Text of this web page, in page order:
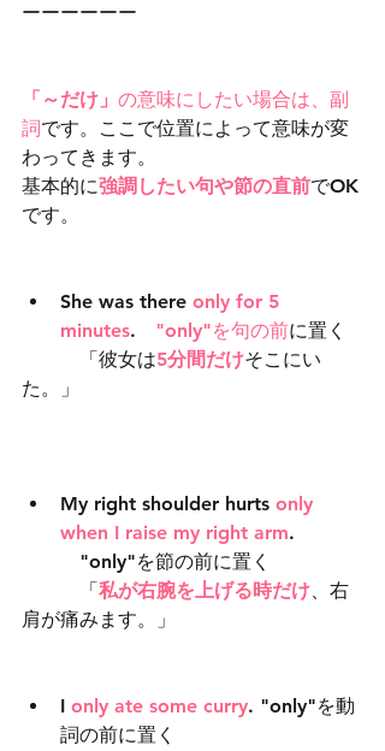
ーーーーーー
「～だけ」 の意味にしたい場合は、副
詞です。ここで位置によって意味が変
わってきます。
基本的に強調したい句や節の直前でOK
です。
She was there only for 5
minutes. "only"を句の前に置く
「彼女は5分間だけそこにい
た。」
My right shoulder hurts only
when I raise my right arm.
"only"を節の前に置く
「私が右腕を上げる時だけ、右
肩が痛みます。」
I only ate some curry. "only"を動
詞の前に置く